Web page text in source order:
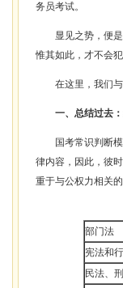
务员考试。
显见之势，便是
惟其如此，才不会
在这里，我们与
一、总结过去
国考常识判断模
律内容，因此，彼
重于与公权力相关
部门法
宪法和
民法、